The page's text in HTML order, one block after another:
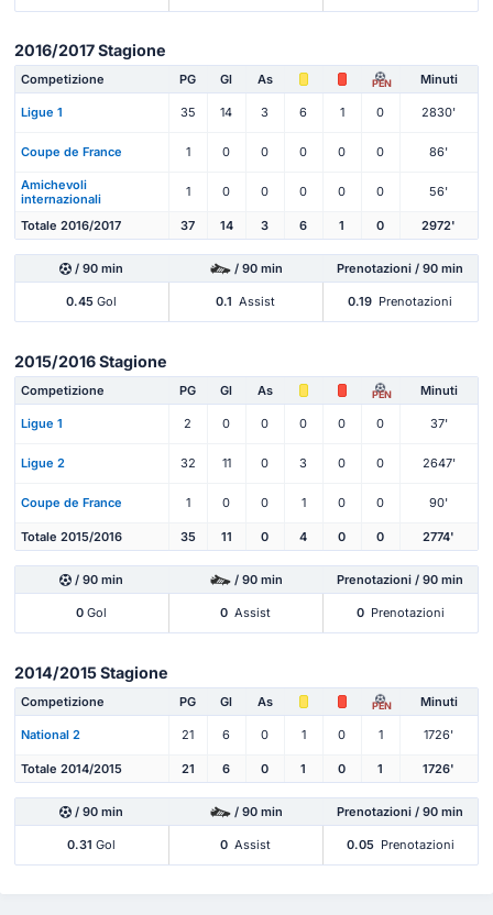
2016/2017 Stagione
Competizione PG Gl As PEN Minuti
Ligue 1 35 14 3 6 1 0 2830'
Coupe de France 1 0 0 0 0 0 86'
Amichevoli
internazionali
1 0 0 0 0 0 56'
Totale 2016/2017 37 14 3 6 1 0 2972'
/ 90 min / 90 min Prenotazioni / 90 min
0.45 Gol 0.1 Assist 0.19 Prenotazioni
2015/2016 Stagione
Competizione PG Gl As PEN Minuti
Ligue 1 2 0 0 0 0 0 37'
Ligue 2 32 11 0 3 0 0 2647'
Coupe de France 1 0 0 1 0 0 90'
Totale 2015/2016 35 11 0 4 0 0 2774'
/ 90 min / 90 min Prenotazioni / 90 min
0 Gol 0 Assist 0 Prenotazioni
2014/2015 Stagione
Competizione PG Gl As PEN Minuti
National 2 21 6 0 1 0 1 1726'
Totale 2014/2015 21 6 0 1 0 1 1726'
/ 90 min / 90 min Prenotazioni / 90 min
0.31 Gol 0 Assist 0.05 Prenotazioni